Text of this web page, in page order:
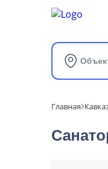
Главная